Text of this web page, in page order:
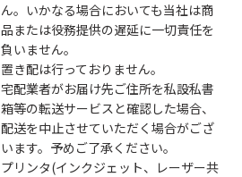
ん。いかなる場合においても当社は商
品または役務提供の遅延に一切責任を
負いません。
置き配は行っておりません。
宅配業者がお届け先ご住所を私設私書
箱等の転送サービスと確認した場合、
配送を中止させていただく場合がござ
います。予めご了承ください。
プリンタ(インクジェット、レーザー共